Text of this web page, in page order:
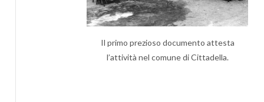
Il primo prezioso documento attesta
l’attività nel comune di Cittadella.